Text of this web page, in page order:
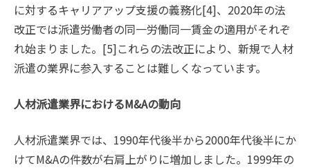
に対するキャリアアップ支援の義務化[4]、2020年の法
改正では派遣労働者の同一労働同一賃金の適用がそれぞ
れ始まりました。[5]これらの法改正により、新規で人材
派遣の業界に参入することは難しくなっています。
人材派遣業界におけるM&Aの動向
人材派遣業界では、1990年代後半から2000年代後半にか
けてM&Aの件数が右肩上がりに増加しました。1999年の